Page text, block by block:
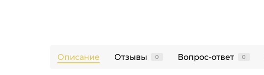
Описание Отзывы 0 Вопрос-ответ 0